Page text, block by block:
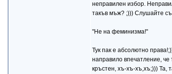
неправилен избор.
такъв мъж? ;))) Слушайте
"Не на феминизма!"
Тук пак е абсолютно
направило впечатление,
кръстен, хъ-хъ-хъ,хъ;))) Та,